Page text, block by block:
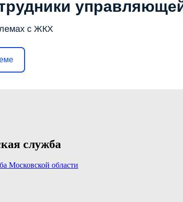
с ЖКХ
служба